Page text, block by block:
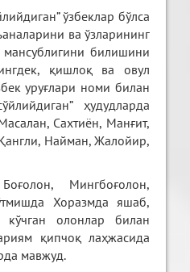
ўзбеклар бўлса
ва ўзларининг
билишини
қишлоқ ва овул
уруғлари номи билан
ҳудудларда
Сахтиён, Манғит,
Найман, Жалойир,
Мингбоғолон,
Хоразмда яшаб,
кўчган олонлар билан
қипчоқ лаҳжасида
мавжуд.